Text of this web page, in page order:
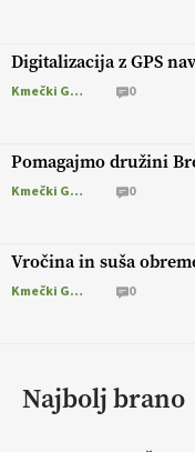
Digitalizacija z GPS
Kmečki Glas 0
Pomagajmo družini
Kmečki Glas 0
Vročina in suša
Kmečki Glas 0
Najbolj brano